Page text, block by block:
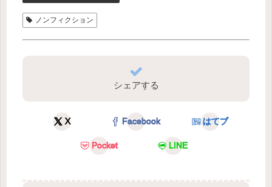
ノンフィクション
シェアする
X Facebook はてブ
Pocket LINE